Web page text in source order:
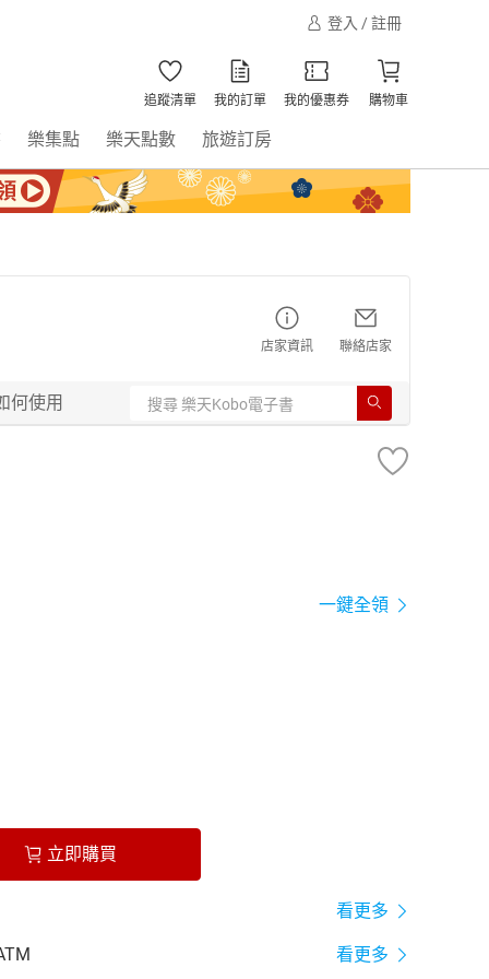
登入 / 註冊
追蹤清單 我的訂單 我的優惠券 購物車
樂集點 樂天點數 旅遊訂房
店家資訊 聯絡店家
何使用
一鍵全領
立即購買
看更多
看更多